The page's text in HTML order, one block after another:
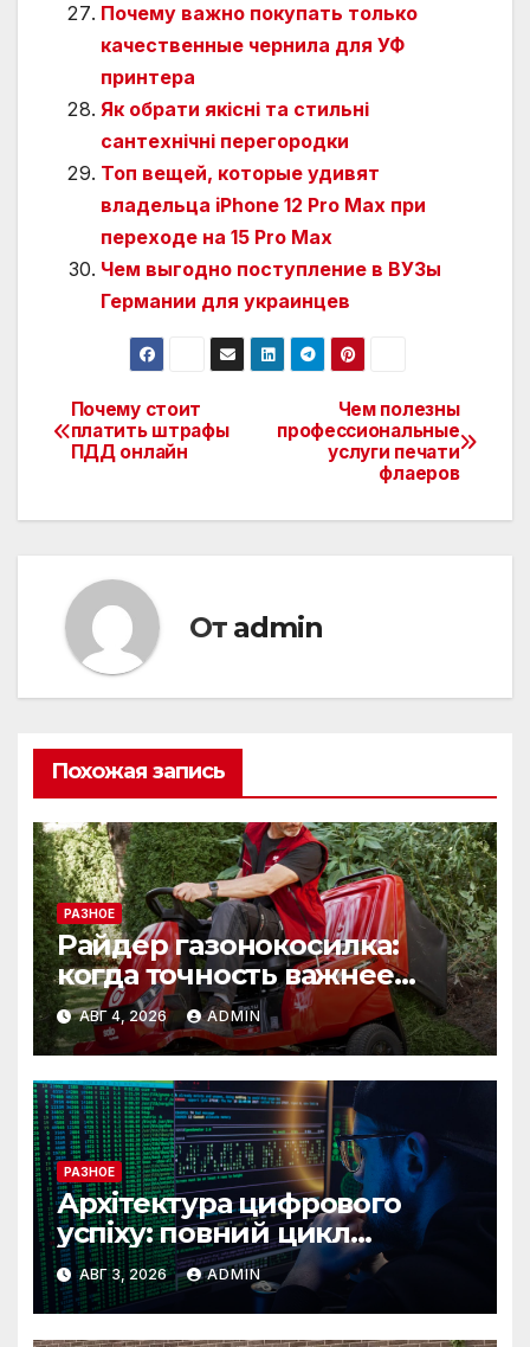
Почему важно покупать только
качественные чернила для УФ
принтера
Як обрати якісні та стильні
сантехнічні перегородки
Топ вещей, которые удивят
владельца iPhone 12 Pro Max при
переходе на 15 Pro Max
Чем выгодно поступление в ВУЗы
Германии для украинцев
Навигация
по
записям
Чем полезны
профессиональные
услуги печати
флаеров
Почему стоит
платить штрафы
ПДД онлайн
От admin
Похожая запись
РАЗНОЕ
Райдер газонокосилка:
когда точность важнее
скорости
АВГ 4, 2026 ADMIN
РАЗНОЕ
Архітектура цифрового
успіху: повний цикл
розробки від IST Group
АВГ 3, 2026 ADMIN